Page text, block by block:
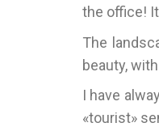
the office!
The
beauty,
I have
«tourist»